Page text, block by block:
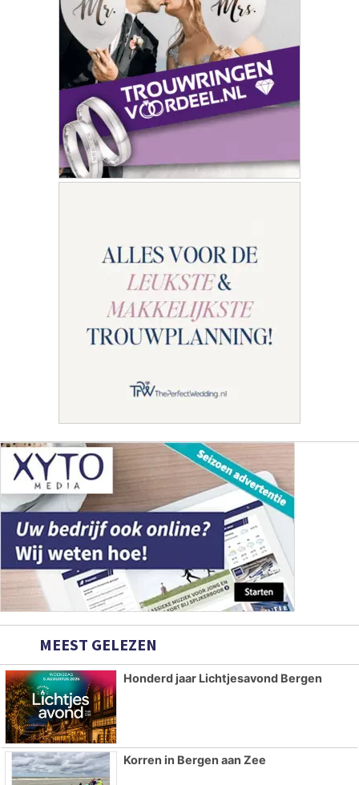
MEEST GELEZEN
Honderd jaar Lichtjesavond Bergen
Korren in Bergen aan Zee